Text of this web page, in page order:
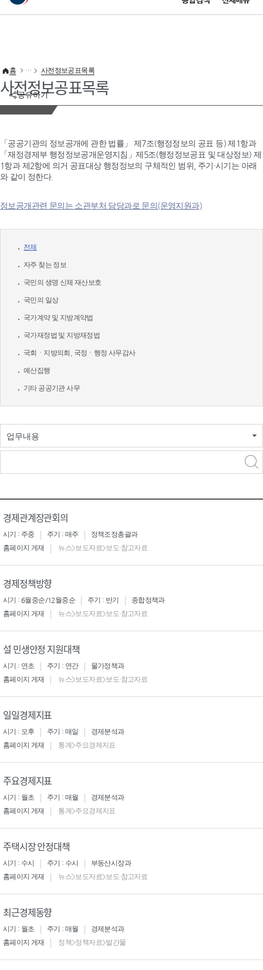
이 누리집은 대한민국 공식 전자정부 누리집입니다.
공유하기
홈 사전정보공표목록
사전정보공표목록
「공공기관의 정보공개에 관한 법률」 제7조(행정정보의 공표 등) 제1항과
「재정경제부 행정정보공개운영지침」제5조(행정정보공표 및 대상정보) 제
1항과 제2항에 의거 공표대상 행정정보의 구체적인 범위, 주기·시기는 아래
와 같이 정한다.
정보공개관련 문의는 소관부처 담당과로 문의(운영지원과)
전체
자주 찾는 정보
국민의 생명 신체 재산보호
국민의 일상
국가계약 및 지방계약법
국가재정법 및 지방재정법
국회ㆍ지방의회, 국정ㆍ행정 사무감사
예산집행
기타 공공기관 사무
업무내용
경제관계장관회의
시기 : 주중 주기 : 매주
정책조정총괄과
홈페이지 게재
뉴스>보도자료>보도·참고자료
경제정책방향
시기 : 6월중순/12월중순 주기 : 반기
종합정책과
홈페이지 게재
뉴스>보도자료>보도·참고자료
설 민생안정 지원대책
시기 : 연초 주기 : 연간
물가정책과
홈페이지 게재
뉴스>보도자료>보도·참고자료
일일경제지표
시기 : 오후 주기 : 매일
경제분석과
홈페이지 게재
통계>주요경제지표
주요경제지표
시기 : 월초 주기 : 매월
경제분석과
홈페이지 게재
통계>주요경제지표
주택시장 안정대책
시기 : 수시 주기 : 수시
부동산시장과
홈페이지 게재
뉴스>보도자료>보도·참고자료
최근경제동향
시기 : 월초 주기 : 매월
경제분석과
홈페이지 게재
정책>정책자료>발간물